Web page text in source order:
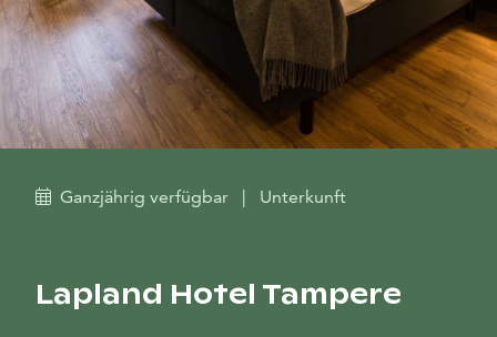
Ganzjährig verfügbar | Unterkunft
Lapland Hotel Tampere